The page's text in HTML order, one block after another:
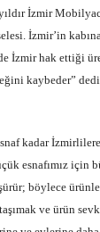
İzmir
İzmir’in
İzmir hak ettiği
kaybeder” dedi.
kadar
esnafımız için
böylece
ve ürün